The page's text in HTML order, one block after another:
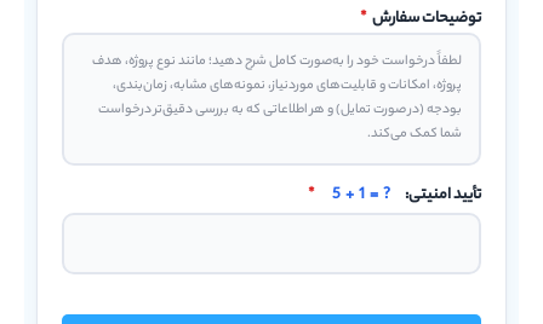
توضیحات سفارش *
تأیید امنیتی: 5 + 1 = ?
*